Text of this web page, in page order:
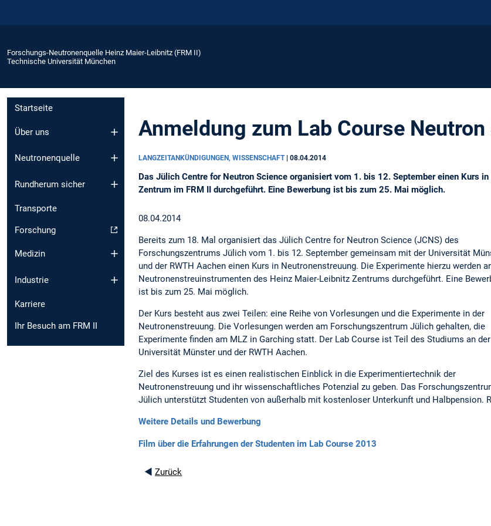
Forschungs-Neutronenquelle Heinz Maier-Leibnitz (FRM II)
Technische Universität München
Startseite
Über uns
Neutronenquelle
Rundherum sicher
Transporte
Forschung
Medizin
Industrie
Karriere
Ihr Besuch am FRM II
Anmeldung zum Lab Course
LANGZEITANKÜNDIGUNGEN, WISSENSCHAFT | 08.04.2014
Das Jülich Centre for Neutron Science organisiert vom 1. bis 12. September einen Kurs
Zentrum im FRM II durchgeführt. Eine Bewerbung ist bis zum 25. Mai möglich.
08.04.2014
Bereits zum 18. Mal organisiert das Jülich Centre for Neutron Science (JCNS) des
Forschungszentrums Jülich vom 1. bis 12. September gemeinsam mit der Universität
und der RWTH Aachen einen Kurs in Neutronenstreuung. Die Experimente hierzu werden
Neutronenstreuinstrumenten des Heinz Maier-Leibnitz Zentrums durchgeführt. Eine
ist bis zum 25. Mai möglich.
Der Kurs besteht aus zwei Teilen: eine Reihe von Vorlesungen und die Experimente in der
Neutronenstreuung. Die Vorlesungen werden am Forschungszentrum Jülich gehalten, die
Experimente finden am MLZ in Garching statt. Der Lab Course ist Teil des Studiums an der
Universität Münster und der RWTH Aachen.
Ziel des Kurses ist es einen realistischen Einblick in die Experimentiertechnik der
Neutronenstreuung und ihr wissenschaftliches Potenzial zu geben. Das
Jülich unterstützt Studenten von außerhalb mit kostenloser Unterkunft und Halbpension.
Weitere Details und Bewerbung
Film über die Erfahrungen der Studenten im Lab Course 2013
◄ Zurück